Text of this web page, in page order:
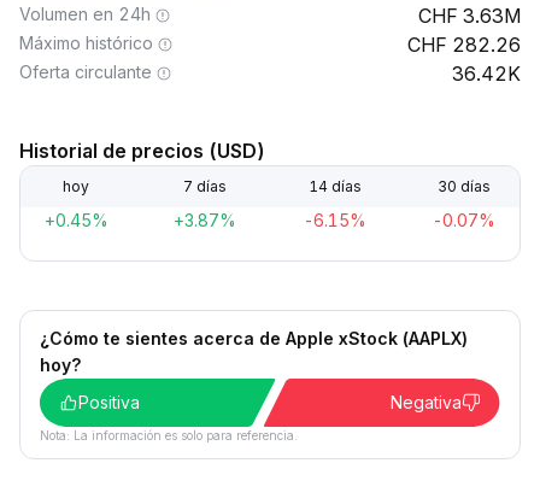
Volumen en 24h 3.63M
Máximo histórico 282.26
Oferta circulante 36.42K
Historial de precios (USD)
hoy 7 días 14 días 30 días
+0.45% +3.87% -6.15% -0.07%
¿Cómo te sientes acerca de Apple xStock (AAPLX)
hoy?
Positiva
Negativa
Nota: La información es solo para referencia.